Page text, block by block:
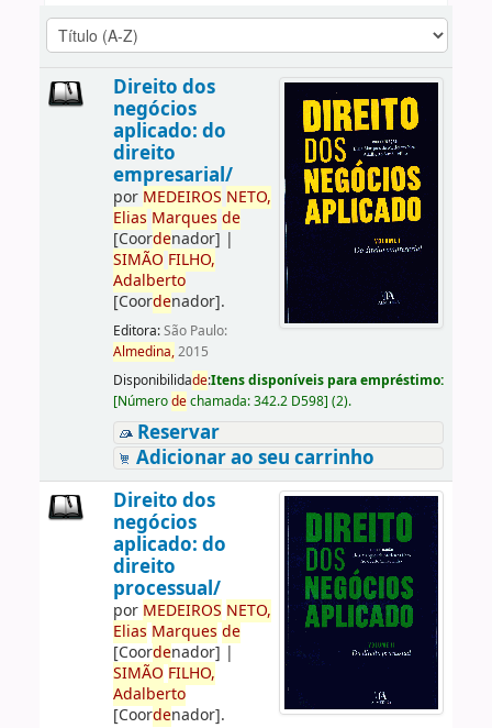
Direito dos
negócios
aplicado: do
direito
empresarial/
por MEDEIROS NETO,
Elias Marques de
[Coordenador] |
SIMÃO FILHO,
Adalberto
[Coordenador].
Editora:São Paulo:
Almedina,2015
Disponibilidade:Itens disponíveis para empréstimo:
[Númerodechamada:342.2 D598] (2).
Reservar
Adicionar ao seu carrinho
Direito dos
negócios
aplicado: do
direito
processual/
por MEDEIROS NETO,
Elias Marques de
[Coordenador] |
SIMÃO FILHO,
Adalberto
[Coordenador].